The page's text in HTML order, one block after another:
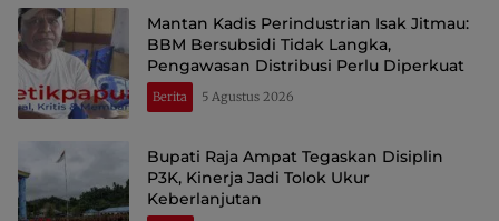
Mantan Kadis Perindustrian Isak Jitmau:
BBM Bersubsidi Tidak Langka,
Pengawasan Distribusi Perlu Diperkuat
Berita 5 Agustus 2026
Bupati Raja Ampat Tegaskan Disiplin
P3K, Kinerja Jadi Tolok Ukur
Keberlanjutan